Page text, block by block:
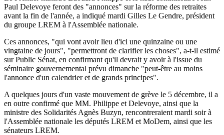
Paul Delevoye feront des "annonces" sur la réforme des retraites
avant la fin de l'année, a indiqué mardi Gilles Le Gendre, président
du groupe LREM à l'Assemblée nationale.
Ces annonces, "qui vont avoir lieu d'ici une quinzaine ou une
vingtaine de jours", "permettront de clarifier les choses", a-t-il estimé
sur Public Sénat, en confirmant qu'il devrait y avoir à l'issue du
séminaire gouvernemental prévu dimanche "peut-être au moins
l'annonce d'un calendrier et de grands principes".
A quelques jours d'un vaste mouvement de grève le 5 décembre, il a
en outre confirmé que MM. Philippe et Delevoye, ainsi que la
ministre des Solidarités Agnès Buzyn, rencontreraient mardi soir à
l'Assemblée nationale les députés LREM et MoDem, ainsi que les
sénateurs LREM.